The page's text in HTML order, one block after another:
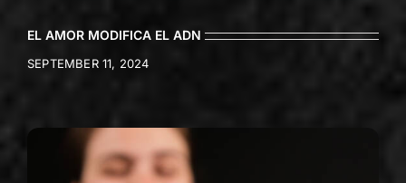
EL AMOR MODIFICA EL ADN
SEPTEMBER 11, 2024